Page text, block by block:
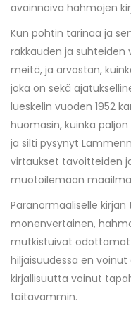
avainnoiva hahmojen
Kun pohtin tarinaa ja
rakkauden ja suhteiden
meitä, ja arvostan,
joka on sekä
lueskelin vuoden 1952
huomasin, kuinka
ja silti pysynyt
virtaukset tavoitteiden
muotoilemaan
Paranormaaliselle
monenvertainen,
mutkistuivat
hiljaisuudessa en
kirjallisuutta voinut
taitavammin.